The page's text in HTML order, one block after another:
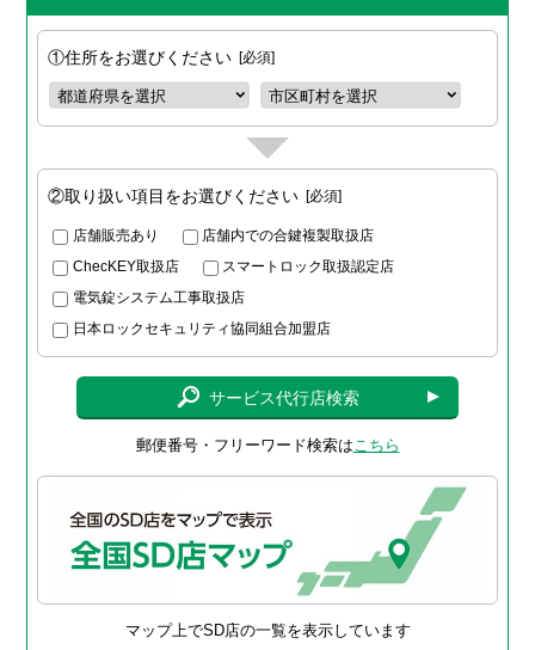
①住所をお選びください 必須
②取り扱い項目をお選びください 必須
店舗販売あり
店舗内での合鍵複製取扱店
ChecKEY取扱店
スマートロック取扱認定店
電気錠システム工事取扱店
日本ロックセキュリティ協同組合加盟店
サービス代行店検索
郵便番号・フリーワード検索はこちら
マップ上でSD店の一覧を表示しています